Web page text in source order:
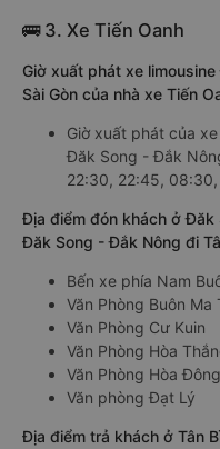
🚌 3. Xe Tiến Oanh
Giờ xuất phát xe
Sài Gòn của nhà xe Tiến
Giờ xuất phát của
Đăk Song - Đắk
22:30, 22:45,
Địa điểm đón khách ở Đăk
Đăk Song - Đắk Nông đi
Bến xe phía Nam
Văn Phòng Buôn Ma
Văn Phòng Cư Kuin
Văn Phòng Hòa
Văn Phòng Hòa Đông
Văn phòng Đạt Lý
Địa điểm trả khách ở Tân